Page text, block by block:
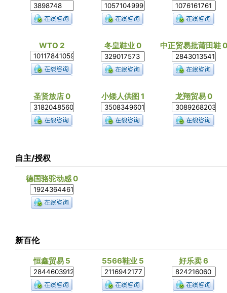
WTO 2 冬皇鞋业 0 中正贸易批莆田鞋 0
圣贤放店 0 小矮人供图 1 龙翔贸易 0
自主/授权
德国骆驼动感 0
新百伦
恒鑫贸易 5 5566鞋业 5 好乐卖 6